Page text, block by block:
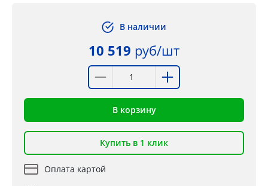
В наличии
10 519 руб/шт
В корзину
Купить в 1 клик
Оплата картой